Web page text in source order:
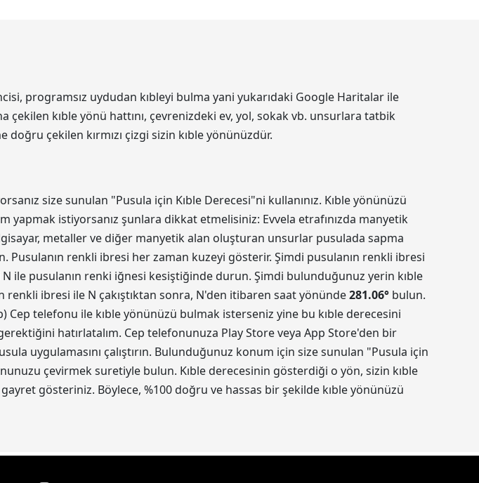
programsız uydudan kıbleyi bulma yani yukarıdaki Google Haritalar ile
kıble yönü hattını, çevrenizdeki ev, yol, sokak vb. unsurlara tatbik
çekilen kırmızı çizgi sizin kıble yönünüzdür.
size sunulan "Pusula için Kıble Derecesi"ni kullanınız. Kıble yönünüzü
yapmak istiyorsanız şunlara dikkat etmelisiniz: Evvela etrafınızda manyetik
metaller ve diğer manyetik alan oluşturan unsurlar pusulada sapma
renkli ibresi her zaman kuzeyi gösterir. Şimdi pusulanın renkli ibresi
ile pusulanın renki iğnesi kesiştiğinde durun. Şimdi bulunduğunuz yerin kıble
renkli ibresi ile N çakıştıktan sonra, N'den itibaren saat yönünde281.06° bulun.
telefonu ile kıble yönünüzü bulmak isterseniz yine bu kıble derecesini
hatırlatalım. Cep telefonunuza Play Store veya App Store'den bir
uygulamasını çalıştırın. Bulunduğunuz konum için size sunulan "Pusula için
çevirmek suretiyle bulun. Kıble derecesinin gösterdiği o yön, sizin kıble
gösteriniz. Böylece, %100 doğru ve hassas bir şekilde kıble yönünüzü